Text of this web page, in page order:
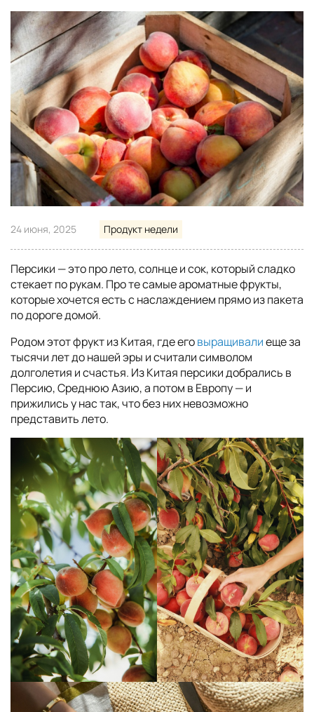
24 июня, 2025 Продукт недели
Персики — это про лето, солнце и сок, который сладко
стекает по рукам. Про те самые ароматные фрукты,
которые хочется есть с наслаждением прямо из пакета
по дороге домой.
Родом этот фрукт из Китая, где еговыращивалиеще за
тысячи лет до нашей эры и считали символом
долголетия и счастья. Из Китая персики добрались в
Персию, Среднюю Азию, а потом в Европу — и
прижились у нас так, что без них невозможно
представить лето.